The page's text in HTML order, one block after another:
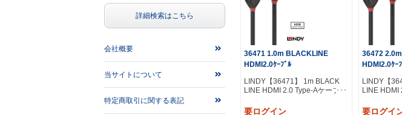
36471 1.0m BLACKLINE
HDMI2.0ｹｰﾌﾞﾙ
LINDY【36471】 1m BLACK
LINE HDMI 2.0 Type-Aケーブル
要ログイン
36472
HDMI2.0ｹｰ
LINDY【
LINE HDMI
要ログイ
詳細検索はこちら
会社概要
当サイトについて
特定商取引に関する表記